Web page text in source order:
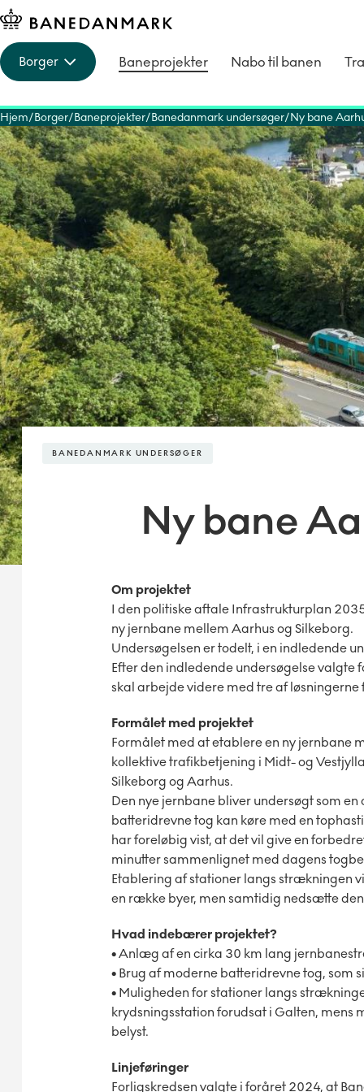
Borger Baneprojekter Nabo til banen
Hjem Borger Baneprojekter Banedanmark undersøger Ny bane
BANEDANMARK UNDERSØGER
Ny bane
Om projektet
I den politiske aftale Infrastrukturplan
ny jernbane mellem Aarhus og Silkeborg.
Undersøgelsen er todelt, i en indledende
Efter den indledende undersøgelse
skal arbejde videre med tre af
Formålet med projektet
Formålet med at etablere en ny jernbane
kollektive trafikbetjening i Midt- og
Silkeborg og Aarhus.
Den nye jernbane bliver undersøgt som
batteridrevne tog kan køre med en
har foreløbig vist, at det vil give en
minutter sammenlignet med dagens
Etablering af stationer langs strækningen
en række byer, men samtidig nedsætte
Hvad indebærer projektet?
•Anlæg af en cirka 30 km lang
• Brug af moderne batteridrevne tog, som
• Muligheden for stationer langs
krydsningsstation forudsat i Galten, mens
belyst.
Linjeføringer
Forligskredsen valgte i foråret 2024, at